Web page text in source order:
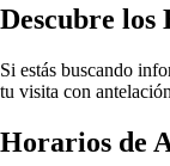
Descubre los
Si estás buscando
tu visita con
Horarios de